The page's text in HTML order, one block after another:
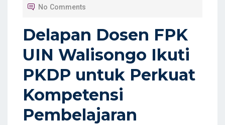
O
No Comments
Delapan Dosen FPK
UIN Walisongo Ikuti
PKDP untuk Perkuat
Kompetensi
Pembelajaran